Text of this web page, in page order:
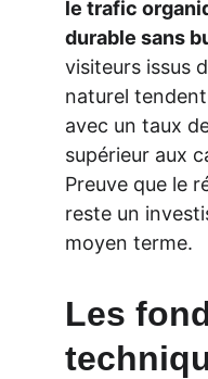
le trafic
durable sans
visiteurs issus
naturel
avec un taux
supérieur aux
Preuve que le
reste un
moyen terme.
Les